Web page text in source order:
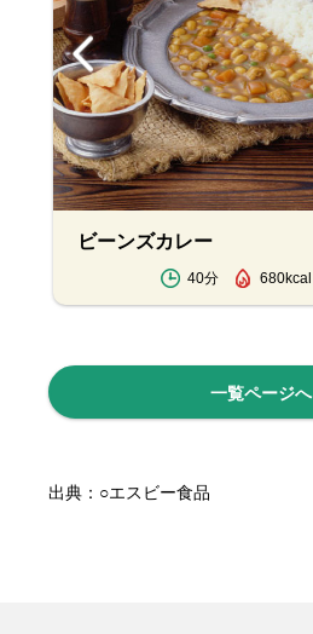
ビーンズカレー
40分 680kcal
一覧ページへ
出典：○エスビー食品